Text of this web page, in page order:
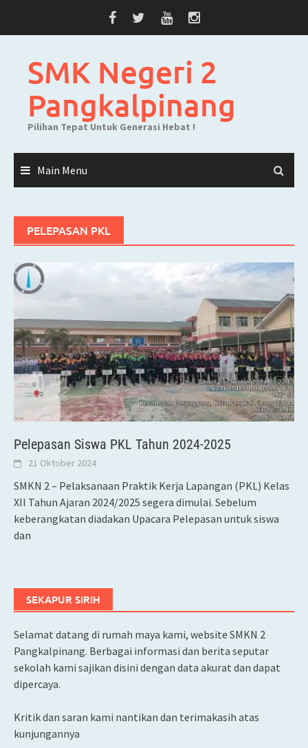
SMK Negeri 2
Pangkalpinang
Pilihan Tepat Untuk Generasi Hebat !
Main Menu
PELEPASAN PKL
Pelepasan Siswa PKL Tahun 2024-2025
21 Oktober 2024
SMKN 2 – Pelaksanaan Praktik Kerja Lapangan (PKL) Kelas
XII Tahun Ajaran 2024/2025 segera dimulai. Sebelum
keberangkatan diadakan Upacara Pelepasan untuk siswa
dan
SEKAPUR SIRIH
Selamat datang di rumah maya kami, website SMKN 2
Pangkalpinang. Berbagai informasi dan berita seputar
sekolah kami sajikan disini dengan data akurat dan dapat
dipercaya.
Kritik dan saran kami nantikan dan terimakasih atas
kunjungannya